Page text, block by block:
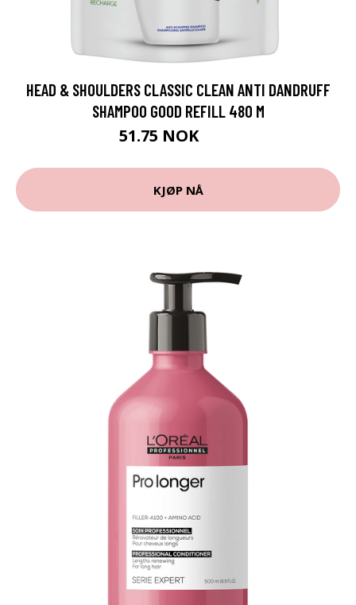
HEAD & SHOULDERS CLASSIC CLEAN ANTI DANDRUFF
SHAMPOO GOOD REFILL 480 M
51.75 NOK
KJØP NÅ